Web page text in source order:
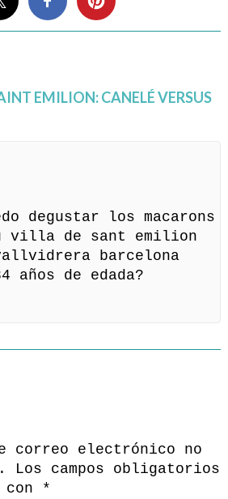
EMILION: CANELÉ VERSUS
degustar los macarons
villa de sant emilion
barcelona
años de edada?
correo electrónico no
Los campos obligatorios
con
*